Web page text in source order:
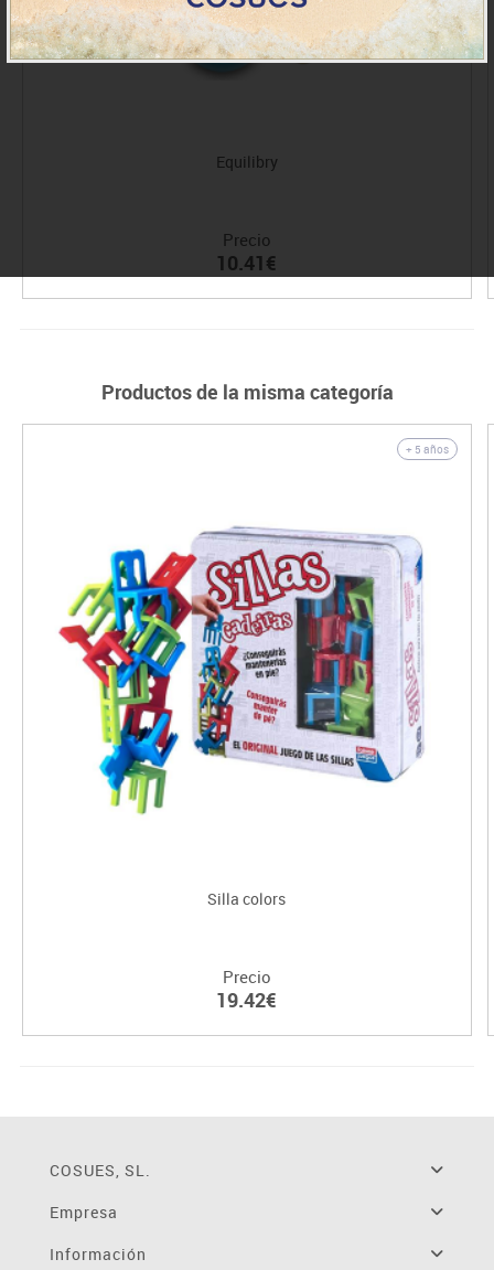
Equilibry
Precio
10.41€
Productos de la misma categoría
+ 5 años
Silla colors
Precio
19.42€
COSUES, SL.
Empresa
Información